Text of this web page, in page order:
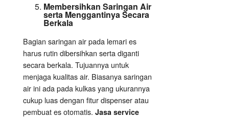
Membersihkan Saringan Air
serta Menggantinya Secara
Berkala
Bagian saringan air pada lemari es
harus rutin dibersihkan serta diganti
secara berkala. Tujuannya untuk
menjaga kualitas air. Biasanya saringan
air ini ada pada kulkas yang ukurannya
cukup luas dengan fitur dispenser atau
pembuat es otomatis. Jasa service